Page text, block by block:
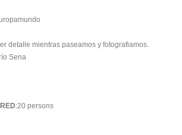
detalle mientras paseamos y fotografiamos.
Sena
:20 persons